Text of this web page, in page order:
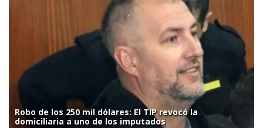
Robo de los 250 mil dólares: El TIP revocó la
domiciliaria a uno de los imputados